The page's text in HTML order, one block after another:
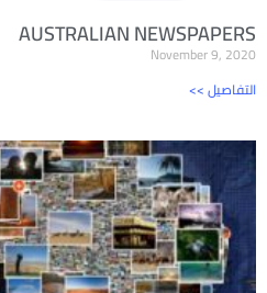
AUSTRALIAN NEWSPAPERS
November 9, 2020
<< التفاصيل